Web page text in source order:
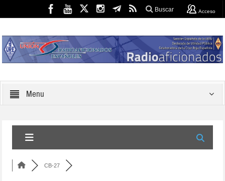
Buscar Acceso
Menu
CB-27